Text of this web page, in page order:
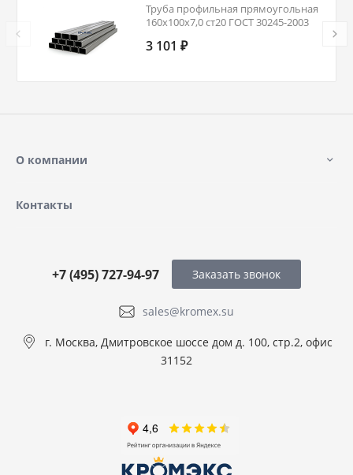
Труба профильная прямоугольная
160х100х7,0 ст20 ГОСТ 30245-2003
3 101 ₽
О компании
Контакты
sales@kromex.su
+7 (495) 727-94-97
г. Москва, Дмитровское шоссе дом д. 100, стр.2, офис
31152
Заказать звонок